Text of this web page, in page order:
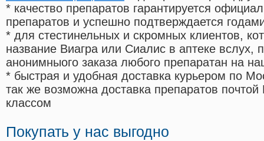
* качество препаратов гарантируется
препаратов и успешно подтверждается
* для стестинельных и скромных клиентов,
название Виагра или Сиалис в аптеке вслух,
анонимныого заказа любого препаратан на
* быстрая и удобная доставка курьером по
так же возможна доставка препаратов
классом
Покупать у нас выгодно